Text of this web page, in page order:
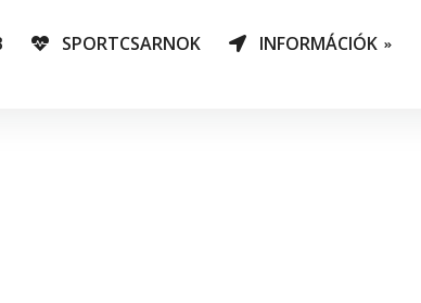
SPORTCSARNOK INFORMÁCIÓK